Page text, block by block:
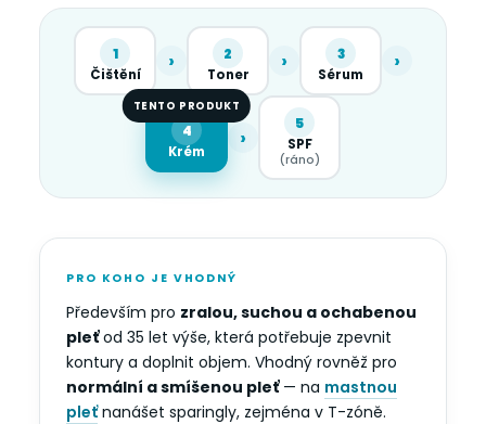
1
Čištění
› 2
Toner
› 3
Sérum
›
TENTO PRODUKT
4
Krém
›
5
SPF
(ráno)
PRO KOHO JE VHODNÝ
Především pro zralou, suchou a ochabenou
pleťod 35 let výše, která potřebuje zpevnit
kontury a doplnit objem. Vhodný rovněž pro
normální a smíšenou pleť— na mastnou
pleťnanášet sparingly, zejména v T-zóně.